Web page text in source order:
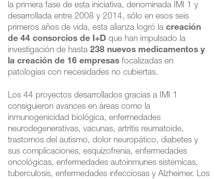
la primera fase de esta iniciativa, denominada IMI 1 y
desarrollada entre 2008 y 2014, sólo en esos seis
primeros años de vida, esta alianza logró lacreación
de 44 consorcios de I+D que han impulsado la
investigación de hasta238 nuevos medicamentos y
la creación de 16 empresas focalizadas en
patologías con necesidades no cubiertas.
Los 44 proyectos desarrollados gracias a IMI 1
consiguieron avances en áreas como la
inmunogenicidad biológica, enfermedades
neurodegenerativas, vacunas, artritis reumatoide,
trastornos del autismo, dolor neuropático, diabetes y
sus complicaciones, esquizofrenia, enfermedades
oncológicas, enfermedades autoinmunes sistémicas,
tuberculosis, enfermedades infecciosas y Alzheimer. Los